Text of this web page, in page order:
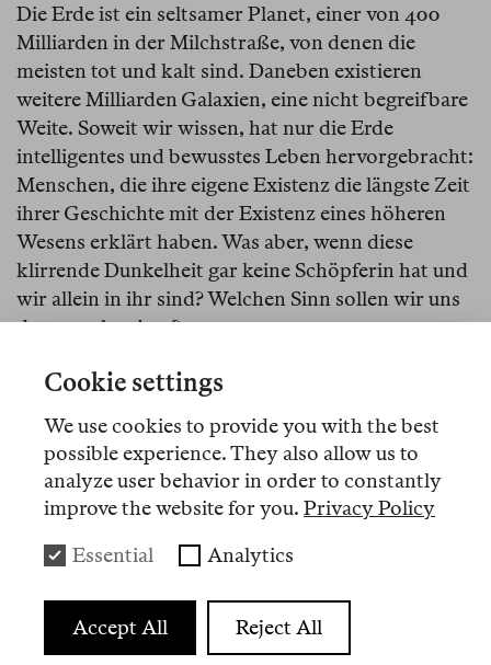
Die Erde ist ein seltsamer Planet, einer von 400
Milliarden in der Milchstraße, von denen die
meisten tot und kalt sind. Daneben existieren
weitere Milliarden Galaxien, eine nicht begreifbare
Weite. Soweit wir wissen, hat nur die Erde
intelligentes und bewusstes Leben hervorgebracht:
Menschen, die ihre eigene Existenz die längste Zeit
ihrer Geschichte mit der Existenz eines höheren
Wesens erklärt haben. Was aber, wenn diese
klirrende Dunkelheit gar keine Schöpferin hat und
wir allein in ihr sind? Welchen Sinn sollen wir uns
dann noch geben?
«Die Hölle ist die Abwesenheit Gottes» heißt eine
faszinierende Kurzgeschichte des Science-Fiction-
Autors Ted Chiang. Dem schwedischen
Philosophen Martin Hägglund zufolge ist eher das
Gegenteil richtig: Erst wenn wir unsere radikale
Endlichkeit in einer Welt ohne sinnstiftendes
Jenseits akzeptiert haben, wenn Gott also
freies und gutes Leben führen.
Hägglund, der an der Yale University
Cookie settings
We use cookies to provide you with the best
possible experience. They also allow us to
analyze user behavior in order to constantly
improve the website for you. Privacy Policy
Essential Analytics
Accept All Reject All